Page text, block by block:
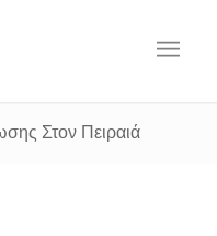
Στον Πειραιά